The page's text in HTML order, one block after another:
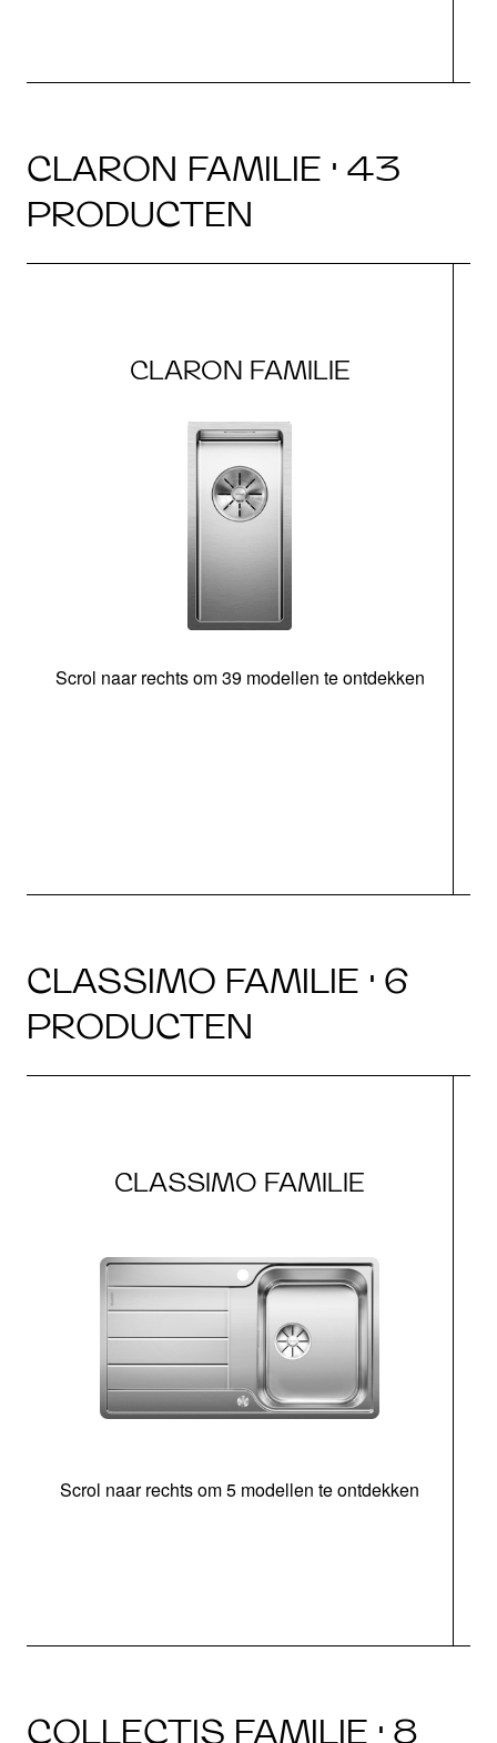
CLARON FAMILIE · 43
PRODUCTEN
CLARON FAMILIE
Scrol naar rechts om 39 modellen te ontdekken
CLASSIMO FAMILIE · 6
PRODUCTEN
CLASSIMO FAMILIE
Scrol naar rechts om 5 modellen te ontdekken
COLLECTIS FAMILIE · 8